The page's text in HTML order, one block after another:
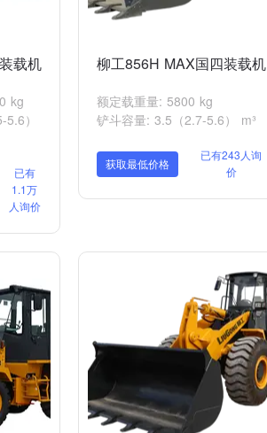
载机
kg
）
已有
1.1万
人询价
柳工856H MAX国四装载机
额定载重量: 5800 kg
铲斗容量: 3.5（2.7-5.6） m³
获取最低价格
已有243人询
价